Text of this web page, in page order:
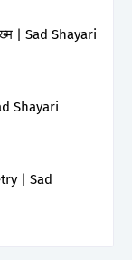
| Sad Shayari
Shayari
| Sad